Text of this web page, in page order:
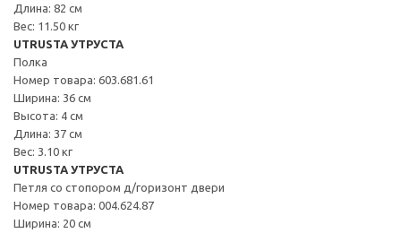
Длина: 82 см
Вес: 11.50 кг
UTRUSTA УТРУСТА
Полка
Номер товара: 603.681.61
Ширина: 36 см
Высота: 4 см
Длина: 37 см
Вес: 3.10 кг
UTRUSTA УТРУСТА
Петля со стопором д/горизонт двери
Номер товара: 004.624.87
Ширина: 20 см